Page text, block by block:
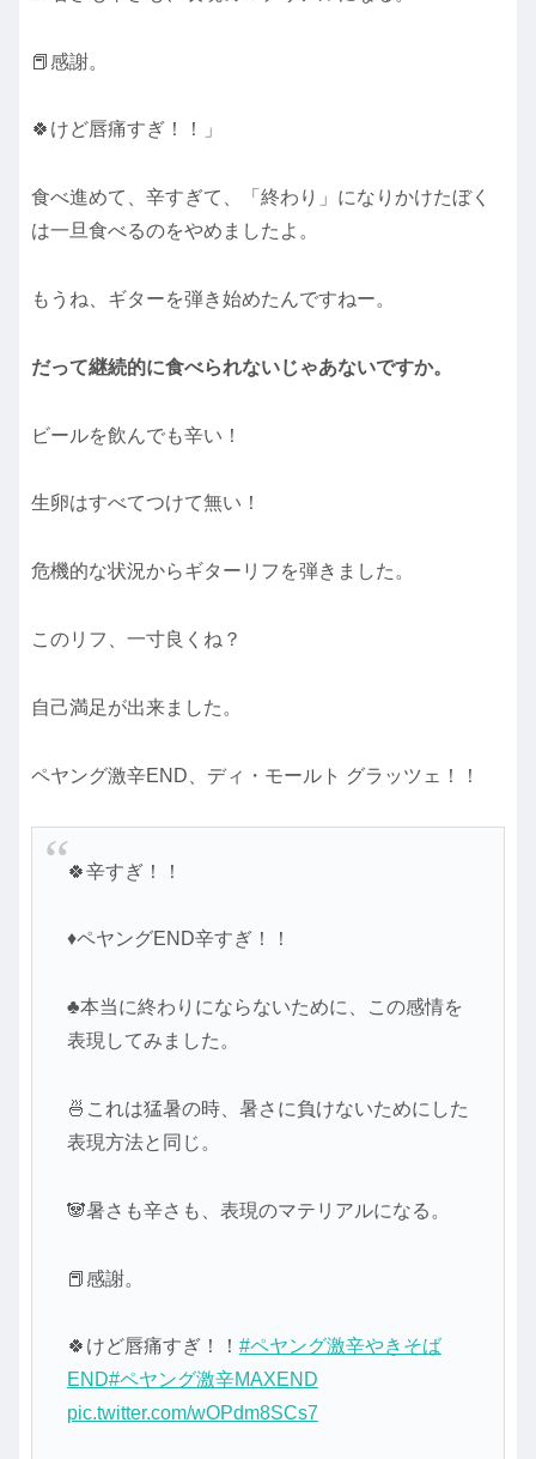
📕感謝。
🍀けど唇痛すぎ！！」
食べ進めて、辛すぎて、「終わり」になりかけたぼく
は一旦食べるのをやめましたよ。
もうね、ギターを弾き始めたんですねー。
だって継続的に食べられないじゃあないですか。
ビールを飲んでも辛い！
生卵はすべてつけて無い！
危機的な状況からギターリフを弾きました。
このリフ、一寸良くね？
自己満足が出来ました。
ペヤング激辛END、ディ・モールト グラッツェ！！
🍀辛すぎ！！
♦ペヤングEND辛すぎ！！
♣本当に終わりにならないために、この感情を
表現してみました。
🍜これは猛暑の時、暑さに負けないためにした
表現方法と同じ。
🐼暑さも辛さも、表現のマテリアルになる。
📕感謝。
🍀けど唇痛すぎ！！ #ペヤング激辛やきそば
END#ペヤング激辛MAXEND
pic.twitter.com/wOPdm8SCs7